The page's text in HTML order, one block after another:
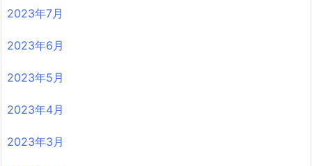
2023年7月
2023年6月
2023年5月
2023年4月
2023年3月